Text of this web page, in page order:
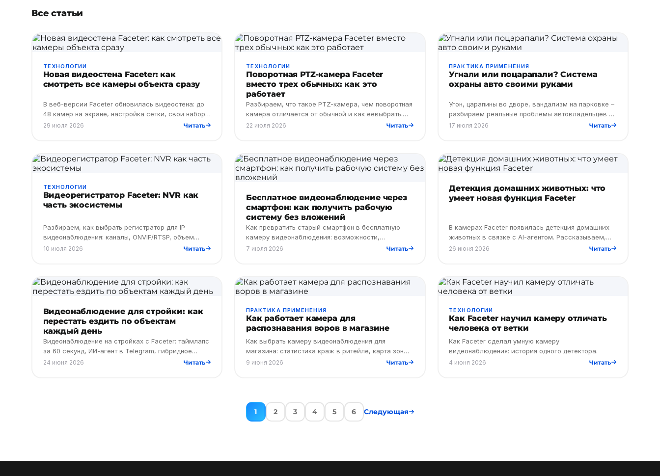
Все статьи
ТЕХНОЛОГИИ
Новая видеостена Faceter: как
смотреть все камеры объекта сразу
В веб-версии Faceter обновилась видеостена: до
48 камер на экране, настройка сетки, свои наборы
камер, ротация и полноэкранный режим.
29 июля 2026 Читать
ТЕХНОЛОГИИ
Поворотная PTZ-камера Faceter
вместо трех обычных: как это
работает
Разбираем, что такое PTZ-камера, чем поворотная
камера отличается от обычной и как еевыбрать.
Рассказываем о Faceter Mini 360.
22 июля 2026 Читать
ПРАКТИКА ПРИМЕНЕНИЯ
Угнали или поцарапали? Система
охраны авто своими руками
Угон, царапины во дворе, вандализм на парковке –
разбираем реальные проблемы автовладельцев и
как их решает видеонаблюдение за машиной с
17 июля 2026 Читать
ТЕХНОЛОГИИ
Видеорегистратор Faceter: NVR как
часть экосистемы
Разбираем, как выбрать регистратор для IP
видеонаблюдения: каналы, ONVIF/RTSP, объем
диска, облако vs NVR.
10 июля 2026 Читать
Бесплатное видеонаблюдение через
смартфон: как получить рабочую
систему без вложений
Как превратить старый смартфон в бесплатную
камеру видеонаблюдения: возможности,
настройка, сравнение по стоимости с
7 июля 2026 Читать
Детекция домашних животных: что
умеет новая функция Faceter
В камерах Faceter появилась детекция домашних
животных в связке с AI-агентом. Рассказываем,
как подключить и настроить, где она пригодится, и
26 июня 2026 Читать
Видеонаблюдение для стройки: как
перестать ездить по объектам
каждый день
Видеонаблюдение на стройках с Faceter: таймлапс
за 60 секунд, ИИ-агент в Telegram, гибридное
хранение без Интернета.
24 июня 2026 Читать
ПРАКТИКА ПРИМЕНЕНИЯ
Как работает камера для
распознавания воров в магазине
Как выбрать камеру видеонаблюдения для
магазина: статистика краж в ритейле, карта зон
риска, 6 критериев выбора системы и
9 июня 2026 Читать
ТЕХНОЛОГИИ
Как Faceter научил камеру отличать
человека от ветки
Как Faceter сделал умную камеру
видеонаблюдения: история одного детектора.
4 июня 2026 Читать
1 2 3 4 5 6 Следующая